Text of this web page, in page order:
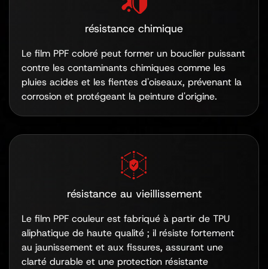
résistance chimique
Le film PPF coloré peut former un bouclier puissant
contre les contaminants chimiques comme les
pluies acides et les fientes d'oiseaux, prévenant la
corrosion et protégeant la peinture d'origine.
résistance au vieillissement
Le film PPF couleur est fabriqué à partir de TPU
aliphatique de haute qualité ; il résiste fortement
au jaunissement et aux fissures, assurant une
clarté durable et une protection résistante